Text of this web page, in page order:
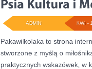
KWI -
ADMIN
Pakawilkolaka to strona
stworzone z myślą o
praktycznych wskazówek, w